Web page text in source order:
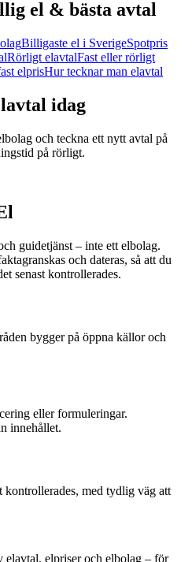
el & bästa avtal
Billigaste el i SverigeSpotpris
Rörligt elavtalFast eller rörligt
elprisHur tecknar man elavtal
idag
och teckna ett nytt avtal på
på rörligt.
guidetjänst – inte ett elbolag.
och dateras, så att du
senast kontrollerades.
bygger på öppna källor och
eller formuleringar.
innehållet.
kontrollerades, med tydlig väg att
elavtal, elpriser och elbolag – för